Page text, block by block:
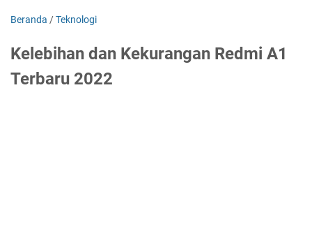
Beranda /Teknologi
Kelebihan dan Kekurangan Redmi A1
Terbaru 2022